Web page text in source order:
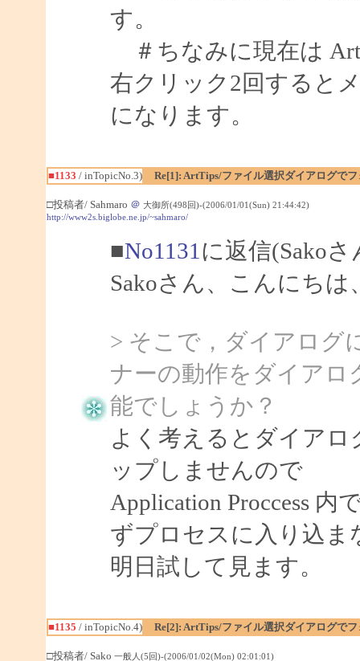
す。
＃ちなみに現在は
右クリック2回すると
になります。
■1133 / inTopicNo.3) Re[1]: ArtTips/ファイル選択ダイアログで
□投稿者/ Sahmaro ＠ 大御所(498回)-(2006/01/01(Sun) 21:44:42)
http://www2s.biglobe.ne.jp/~sahmaro/
■No1131 に返信(Sako
Sakoさん、こんにちは
> そこで，ダイアログ
ナーの動作をダイアロ
能でしょうか？
よく考えるとダイア
ップしませんので
Application Proccess
ずプロセスに入り込ま
明日試して見ます。
■1135 / inTopicNo.4) Re[2]: ArtTips/ファイル選択ダイアログで
□投稿者/ Sako 一般人(5回)-(2006/01/02(Mon) 02:01:01)